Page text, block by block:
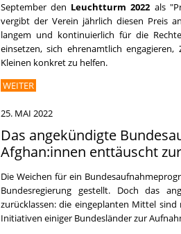
September den Leuchtturm 2022 als
vergibt der Verein jährlich diesen Preis
langem und kontinuierlich für die
einsetzen, sich ehrenamtlich
Kleinen konkret zu helfen.
WEITER
25. MAI 2022
Das angekündigte
Afghan:innen enttäuscht
Die Weichen für ein
Bundesregierung gestellt. Doch das
zurücklassen: die eingeplanten Mittel
Initiativen einiger Bundesländer zur